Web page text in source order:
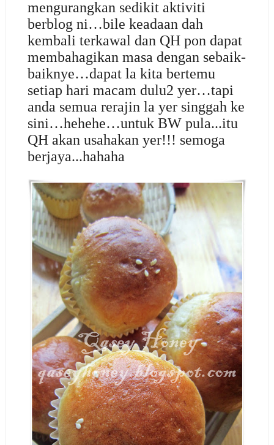
mengurangkan sedikit aktiviti
berblog ni…bile keadaan dah
kembali terkawal dan QH pon dapat
membahagikan masa dengan sebaik-
baiknye…dapat la kita bertemu
setiap hari macam dulu2 yer…tapi
anda semua rerajin la yer singgah ke
sini…hehehe…untuk BW pula...itu
QH akan usahakan yer!!! semoga
berjaya...hahaha